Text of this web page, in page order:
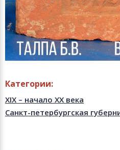
Категории:
XIX – начало XX века
Санкт-петербургская